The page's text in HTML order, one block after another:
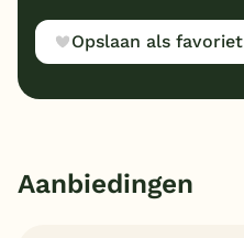
Opslaan als favoriet
Aanbiedingen